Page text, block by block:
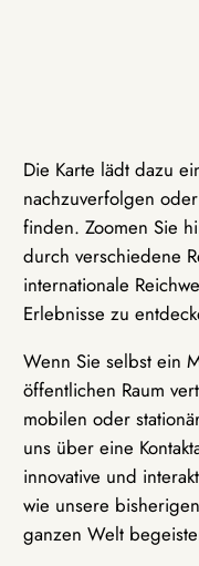
Die Karte lädt dazu
nachzuverfolgen
finden. Zoomen Sie
durch verschiedene
internationale
Erlebnisse zu
Wenn Sie selbst ein
öffentlichen Raum
mobilen oder
uns über eine
innovative und
wie unsere
ganzen Welt